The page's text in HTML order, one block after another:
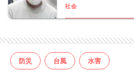
社会
防災 台風 水害